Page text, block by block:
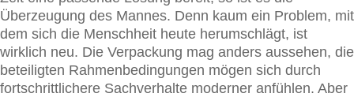
Überzeugung des Mannes. Denn kaum ein Problem, mit
dem sich die Menschheit heute herumschlägt, ist
wirklich neu. Die Verpackung mag anders aussehen, die
beteiligten Rahmenbedingungen mögen sich durch
fortschrittlichere Sachverhalte moderner anfühlen. Aber